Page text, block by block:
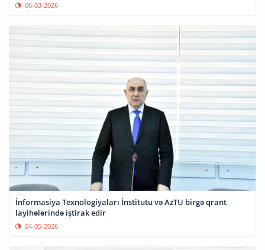
06-03-2026
İnformasiya Texnologiyaları İnstitutu və AzTU birgə qrant
layihələrində iştirak edir
04-05-2026